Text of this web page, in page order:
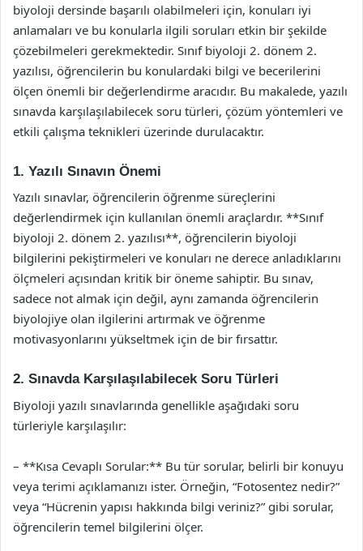
biyoloji dersinde başarılı olabilmeleri için, konuları iyi
anlamaları ve bu konularla ilgili soruları etkin bir şekilde
çözebilmeleri gerekmektedir. Sınıf biyoloji 2. dönem 2.
yazılısı, öğrencilerin bu konulardaki bilgi ve becerilerini
ölçen önemli bir değerlendirme aracıdır. Bu makalede, yazılı
sınavda karşılaşılabilecek soru türleri, çözüm yöntemleri ve
etkili çalışma teknikleri üzerinde durulacaktır.
1. Yazılı Sınavın Önemi
Yazılı sınavlar, öğrencilerin öğrenme süreçlerini
değerlendirmek için kullanılan önemli araçlardır. **Sınıf
biyoloji 2. dönem 2. yazılısı**, öğrencilerin biyoloji
bilgilerini pekiştirmeleri ve konuları ne derece anladıklarını
ölçmeleri açısından kritik bir öneme sahiptir. Bu sınav,
sadece not almak için değil, aynı zamanda öğrencilerin
biyolojiye olan ilgilerini artırmak ve öğrenme
motivasyonlarını yükseltmek için de bir fırsattır.
2. Sınavda Karşılaşılabilecek Soru Türleri
Biyoloji yazılı sınavlarında genellikle aşağıdaki soru
türleriyle karşılaşılır:
– **Kısa Cevaplı Sorular:** Bu tür sorular, belirli bir konuyu
veya terimi açıklamanızı ister. Örneğin, “Fotosentez nedir?”
veya “Hücrenin yapısı hakkında bilgi veriniz?” gibi sorular,
öğrencilerin temel bilgilerini ölçer.